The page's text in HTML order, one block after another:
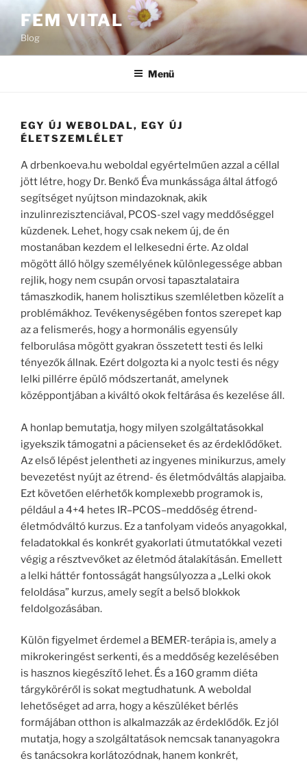
Tartalomhoz
FEM VITAL
Blog
Menü
EGY ÚJ WEBOLDAL, EGY ÚJ
ÉLETSZEMLÉLET
A drbenkoeva.hu weboldal egyértelműen azzal a céllal
jött létre, hogy Dr. Benkő Éva munkássága által átfogó
segítséget nyújtson mindazoknak, akik
inzulinrezisztenciával, PCOS-szel vagy meddőséggel
küzdenek. Lehet, hogy csak nekem új, de én
mostanában kezdem el lelkesedni érte. Az oldal
mögött álló hölgy személyének különlegessége abban
rejlik, hogy nem csupán orvosi tapasztalataira
támaszkodik, hanem holisztikus szemléletben közelít a
problémákhoz. Tevékenységében fontos szerepet kap
az a felismerés, hogy a hormonális egyensúly
felborulása mögött gyakran összetett testi és lelki
tényezők állnak. Ezért dolgozta ki a nyolc testi és négy
lelki pillérre épülő módszertanát, amelynek
középpontjában a kiváltó okok feltárása és kezelése áll.
A honlap bemutatja, hogy milyen szolgáltatásokkal
igyekszik támogatni a pácienseket és az érdeklődőket.
Az első lépést jelentheti az ingyenes minikurzus, amely
bevezetést nyújt az étrend- és életmódváltás alapjaiba.
Ezt követően elérhetők komplexebb programok is,
például a 4+4 hetes IR–PCOS–meddőség étrend-
életmódváltó kurzus. Ez a tanfolyam videós anyagokkal,
feladatokkal és konkrét gyakorlati útmutatókkal vezeti
végig a résztvevőket az életmód átalakításán. Emellett
a lelki háttér fontosságát hangsúlyozza a „Lelki okok
feloldása” kurzus, amely segít a belső blokkok
feldolgozásában.
Külön figyelmet érdemel a BEMER-terápia is, amely a
mikrokeringést serkenti, és a meddőség kezelésében
is hasznos kiegészítő lehet. És a 160 gramm diéta
tárgyköréről is sokat megtudhatunk. A weboldal
lehetőséget ad arra, hogy a készüléket bérlés
formájában otthon is alkalmazzák az érdeklődők. Ez jól
mutatja, hogy a szolgáltatások nemcsak tananyagokra
és tanácsokra korlátozódnak, hanem konkrét,